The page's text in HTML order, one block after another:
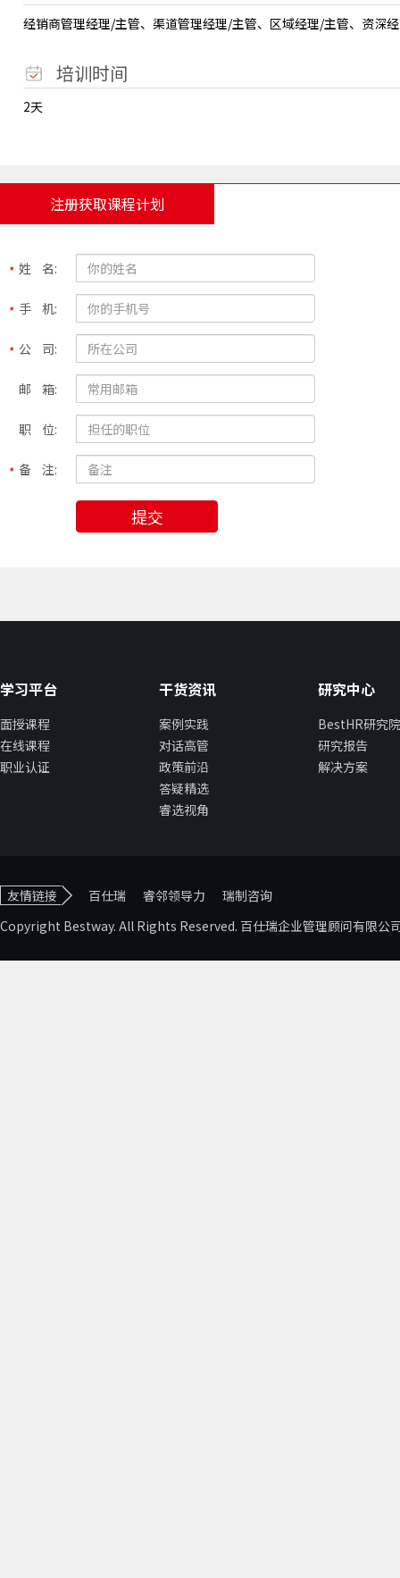
经销商管理经理/主管、渠道管理经理/主管、区域经理/主管、资深
培训时间
2天
注册获取课程计划
姓 名:
手 机:
公 司:
邮 箱:
职 位:
备 注:
提交
学习平台
面授课程
在线课程
职业认证
干货资讯
案例实践
对话高管
政策前沿
答疑精选
睿选视角
研究中心
BestHR研究院
研究报告
解决方案
友情链接 百仕瑞 睿邻领导力
瑞制咨询
Copyright Bestway. All Rights Reserved. 百仕瑞企业管理顾问有限公